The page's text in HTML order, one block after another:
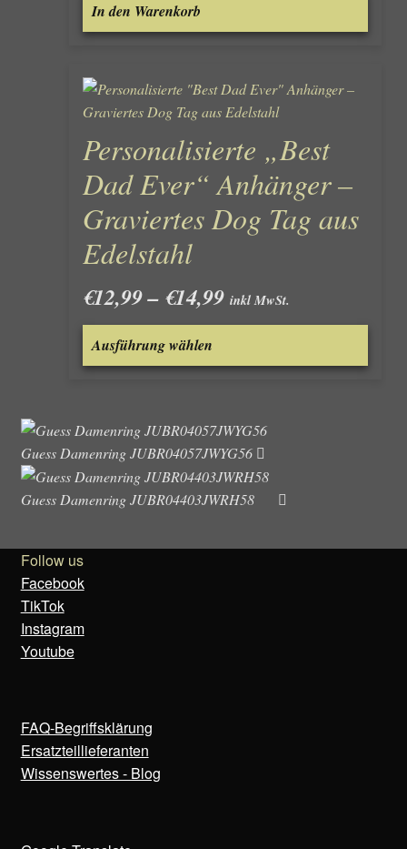
In den Warenkorb
Personalisierte „Best
Dad Ever“ Anhänger –
Graviertes Dog Tag aus
Edelstahl
€12,99– €14,99Preisspanne:
€12,99
€14,99
inkl MwSt.
Ausführung wählen
Dieses
weist
der
Guess Damenring JUBR04057JWYG56
Guess Damenring JUBR04403JWRH58
Follow us
Facebook
TikTok
Instagram
Youtube
FAQ-Begriffsklärung
Ersatzteillieferanten
Wissenswertes - Blog